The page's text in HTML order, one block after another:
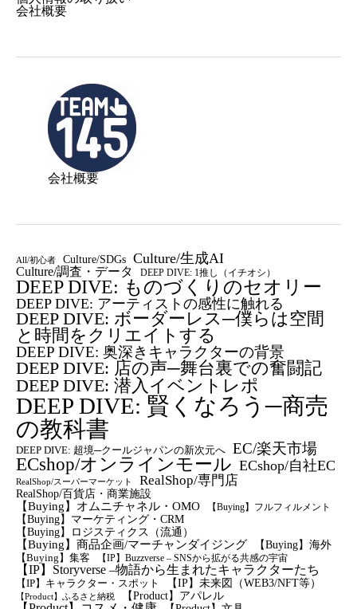
会社概要
会社概要
All/初心者 Culture/SDGs Culture/生成AI
Culture/調査・データ DEEP DIVE: 1推し（イチオシ）
DEEP DIVE: ものづくりのセオリー
DEEP DIVE: アーティストの感性に触れる
DEEP DIVE: ボーダーレス─僕らは空間
と時間をクリエイトする
DEEP DIVE: 奥深きキャラクターの背景
DEEP DIVE: 店の声─舞台裏での奮闘記
DEEP DIVE: 潜入イベントレポ
DEEP DIVE: 賢くなろう─商売
の教科書
DEEP DIVE: 超境─クールジャパンの新次元へ EC/楽天市場
ECshop/オンラインモール ECshop/自社EC
RealShop/スーパーマーケット RealShop/専門店
RealShop/百貨店・商業施設
【Buying】オムニチャネル・OMO
【Buying】フルフィルメント
【Buying】マーケティング・CRM
【buying】ロジスティクス（流通）
【Buying】商品企画/マーチャンダイジング 【Buying】海外
【Buying】集客 【IP】Buzzverse – SNSから拡がる共感の宇宙
【IP】Storyverse –物語から生まれたキャラクターたち
【IP】キャラクター・スポット 【IP】未来図（WEB3/NFT等）
【Product】ふるさと納税 【Product】アパレル